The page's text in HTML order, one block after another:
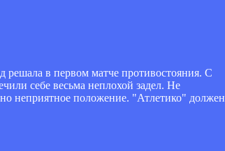
в первом матче противостояния. С
себе весьма неплохой задел. Не
неприятное положение. "Атлетико" должен